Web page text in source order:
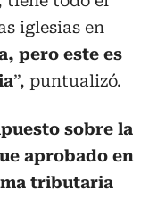
iglesias en
pero este es
”, puntualizó.
sobre la
aprobado en
tributaria